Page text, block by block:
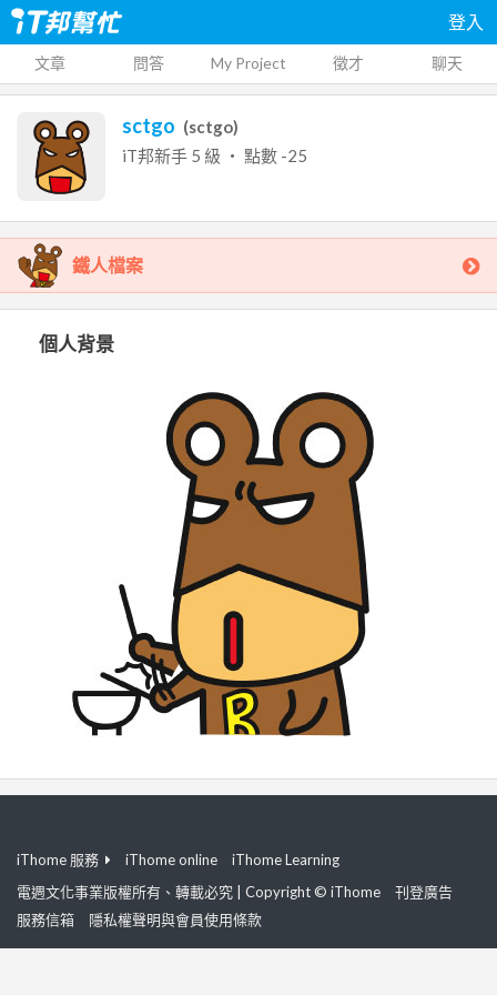
登入
文章 問答 My Project 徵才 聊天
sctgo (sctgo)
iT邦新手 5 級 ‧ 點數 -25
鐵人檔案
個人背景
iThome 服務 iThome online
iThome Learning
電週文化事業版權所有、轉載必究 | Copyright © iThome
刊登廣告
服務信箱
隱私權聲明與會員使用條款